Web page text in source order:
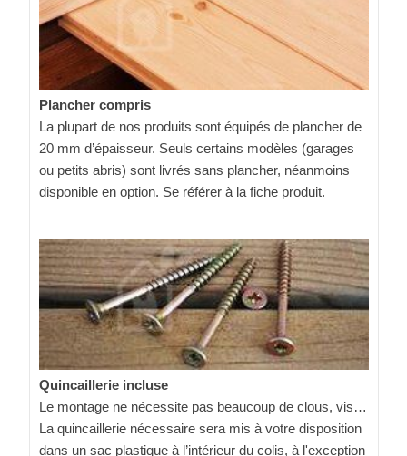
Plancher compris
La plupart de nos produits sont équipés de plancher de
20 mm d’épaisseur. Seuls certains modèles (garages
ou petits abris) sont livrés sans plancher, néanmoins
disponible en option. Se référer à la fiche produit.
Quincaillerie incluse
Le montage ne nécessite pas beaucoup de clous, vis…
La quincaillerie nécessaire sera mis à votre disposition
dans un sac plastique à l’intérieur du colis, à l'exception